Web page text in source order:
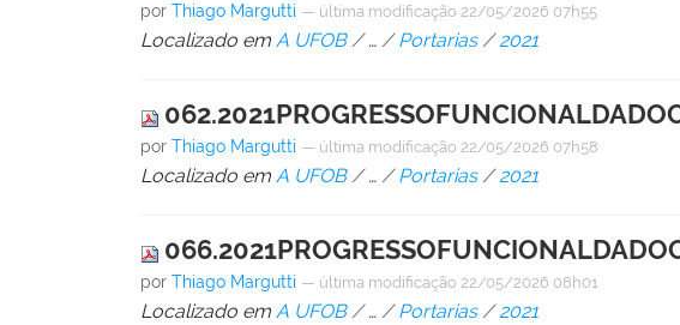
porThiago Margutti — última modificação 22/05/2026 07h55
Localizado em A UFOB /…/Portarias /2021
porThiago Margutti — última modificação 22/05/2026 07h58
Localizado em A UFOB /…/Portarias /2021
porThiago Margutti — última modificação 22/05/2026 08h01
Localizado em A UFOB /…/Portarias /2021